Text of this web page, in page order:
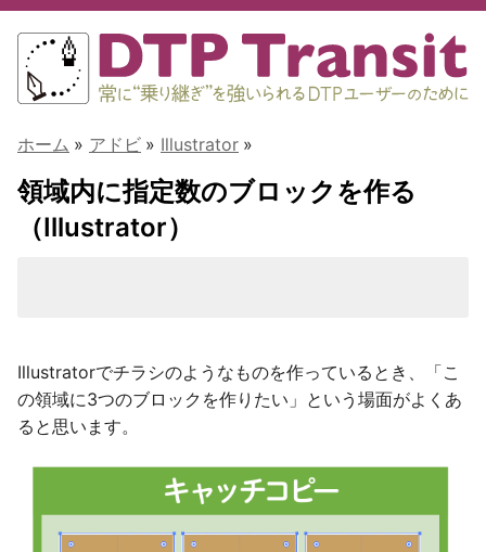
ホーム » アドビ » Illustrator »
領域内に指定数のブロックを作る
（Illustrator）
Illustratorでチラシのようなものを作っているとき、「こ
の領域に3つのブロックを作りたい」という場面がよくあ
ると思います。